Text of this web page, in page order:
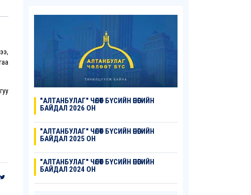
"АЛТАНБУЛАГ" ЧӨЛӨӨТ БҮСИЙН ӨНӨӨГИЙН
БАЙДАЛ 2026 ОН
"АЛТАНБУЛАГ" ЧӨЛӨӨТ БҮСИЙН ӨНӨӨГИЙН
БАЙДАЛ 2025 ОН
"АЛТАНБУЛАГ" ЧӨЛӨӨТ БҮСИЙН ӨНӨӨГИЙН
БАЙДАЛ 2024 ОН